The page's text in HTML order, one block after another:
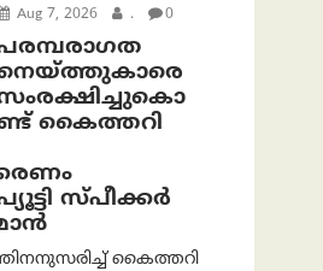
Aug 7, 2026 . 0
കൈത്തറി
സ്പീക്കർ
കൈത്തറി